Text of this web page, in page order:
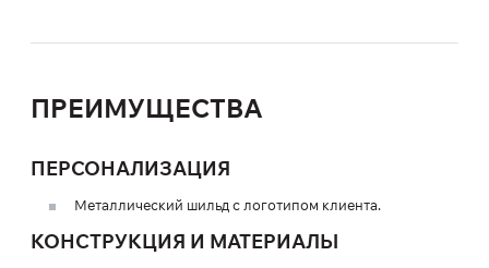
ПРЕИМУЩЕСТВА
ПЕРСОНАЛИЗАЦИЯ
Металлический шильд с логотипом клиента.
КОНСТРУКЦИЯ И МАТЕРИАЛЫ